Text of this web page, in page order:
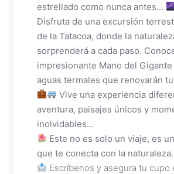
estrellado como nunca antes…
Disfruta de una excursión
de la Tatacoa, donde la
sorprenderá a cada paso.
impresionante Mano del
aguas termales que renovarán
Vive una experiencia
aventura, paisajes únicos y
inolvidables…
Este no es solo un viaje, es
que te conecta con la naturaleza.
Escríbenos y asegura tu cupo